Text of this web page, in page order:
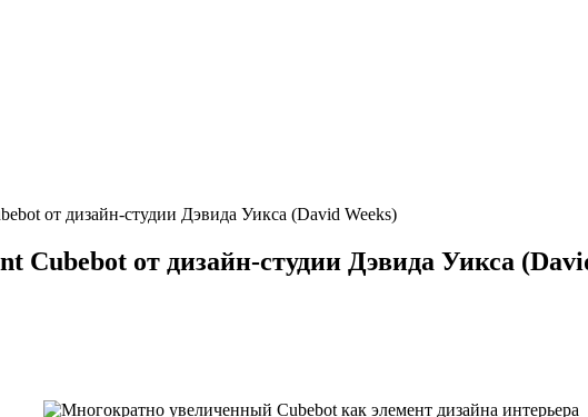
от дизайн-студии Дэвида Уикса (David Weeks)
Cubebot от дизайн-студии Дэвида Уикса